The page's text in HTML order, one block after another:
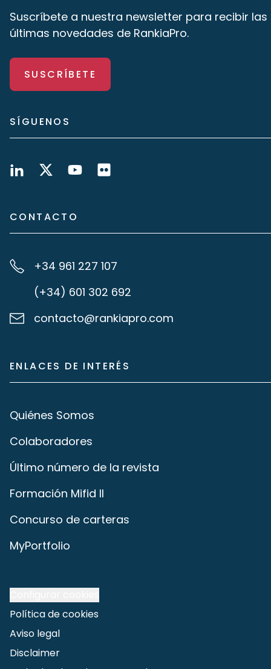
Suscríbete a nuestra newsletter para recibir las
últimas novedades de RankiaPro.
SUSCRÍBETE
SÍGUENOS
CONTACTO
+34 961 227 107
(+34) 601 302 692
contacto@rankiapro.com
ENLACES DE INTERÉS
Quiénes Somos
Colaboradores
Último número de la revista
Formación Mifid II
Concurso de carteras
MyPortfolio
Política de cookies
Aviso legal
Disclaimer